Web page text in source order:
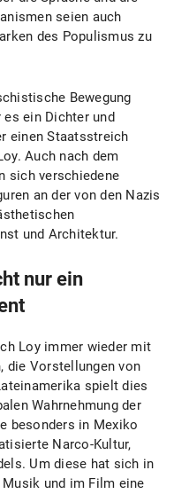
seien auch
des Populismus zu
Bewegung
ein Dichter und
einen Staatsstreich
Auch nach dem
sich verschiedene
an der von den Nazis
und Architektur.
nur ein
Loy immer wieder mit
die Vorstellungen von
spielt dies
Wahrnehmung der
besonders in Mexiko
Narco-Kultur,
Um diese hat sich in
und im Film eine